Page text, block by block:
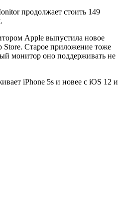
продолжает стоить 149
Apple выпустила новое
Старое приложение тоже
монитор оно поддерживать не
iPhone 5s и новее с iOS 12 и